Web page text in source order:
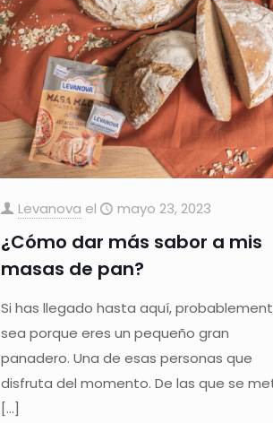
Levanova el mayo 23, 2023
¿Cómo dar más sabor a mis
masas de pan?
Si has llegado hasta aquí,
sea porque eres un pequeño gran
panadero. Una de esas personas que
disfruta del momento. De las que se
[…]